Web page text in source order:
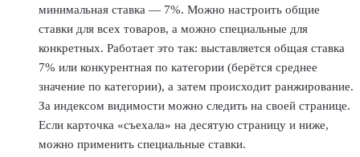
минимальная ставка — 7%. Можно настроить общие
ставки для всех товаров, а можно специальные для
конкретных. Работает это так: выставляется общая ставка
7% или конкурентная по категории (берётся среднее
значение по категории), а затем происходит ранжирование.
За индексом видимости можно следить на своей странице.
Если карточка «съехала» на десятую страницу и ниже,
можно применить специальные ставки.